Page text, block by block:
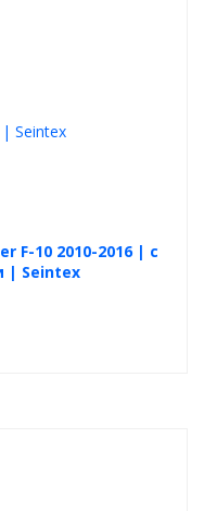
F-10 2010-2016 | с
| Seintex